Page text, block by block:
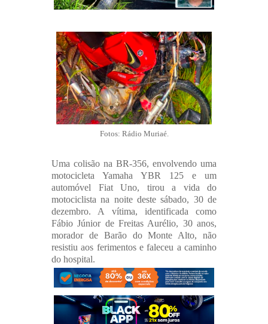
Fotos: Rádio Muriaé.
Uma colisão na BR-356, envolvendo uma
motocicleta Yamaha YBR 125 e um
automóvel Fiat Uno, tirou a vida do
motociclista na noite deste sábado, 30 de
dezembro. A vítima, identificada como
Fábio Júnior de Freitas Aurélio, 30 anos,
morador de Barão do Monte Alto, não
resistiu aos ferimentos e faleceu a caminho
do hospital.